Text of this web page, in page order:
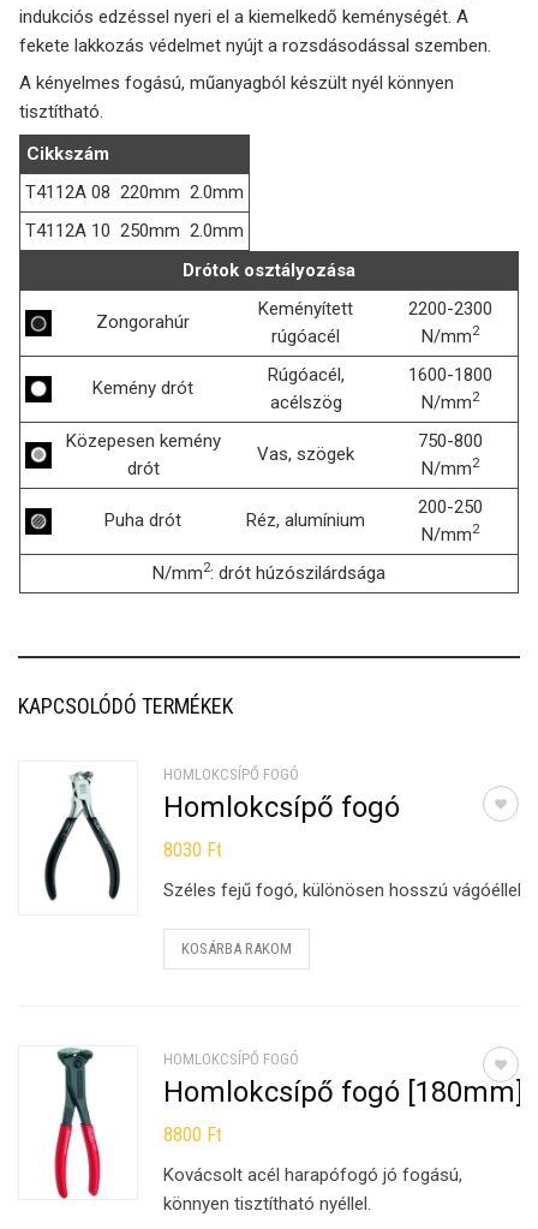
indukciós edzéssel nyeri el a kiemelkedő keménységét. A
fekete lakkozás védelmet nyújt a rozsdásodással szemben.
A kényelmes fogású, műanyagból készült nyél könnyen
tisztítható.
Cikkszám
T4112A 08 220mm 2.0mm
T4112A 10 250mm 2.0mm
Drótok osztályozása
Zongorahúr
Keményített
rúgóacél
2200-2300
N/mm2
Kemény drót
Rúgóacél,
acélszög
1600-1800
N/mm2
Közepesen kemény
drót
Vas, szögek
750-800
N/mm2
Puha drót Réz, alumínium
200-250
N/mm2
N/mm2: drót húzószilárdsága
KAPCSOLÓDÓ TERMÉKEK
HOMLOKCSÍPŐ FOGÓ
Homlokcsípő fogó
8030 Ft
Széles fejű fogó, különösen hosszú vágóéllel.
KOSÁRBA RAKOM
HOMLOKCSÍPŐ FOGÓ
Homlokcsípő fogó [180mm]
8800 Ft
Kovácsolt acél harapófogó jó fogású,
könnyen tisztítható nyéllel.